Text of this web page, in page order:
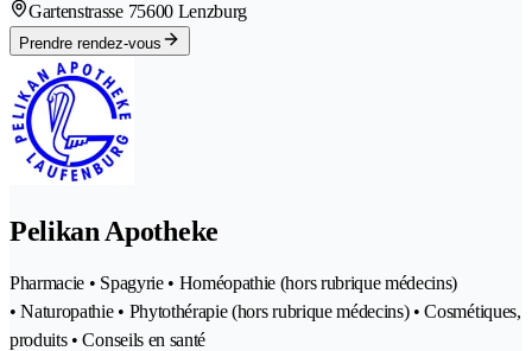
Gartenstrasse 75600 Lenzburg
Prendre rendez-vous
Pelikan Apotheke
Pharmacie • Spagyrie • Homéopathie (hors rubrique médecins)
• Naturopathie • Phytothérapie (hors rubrique médecins) • Cosmétiques,
produits • Conseils en santé